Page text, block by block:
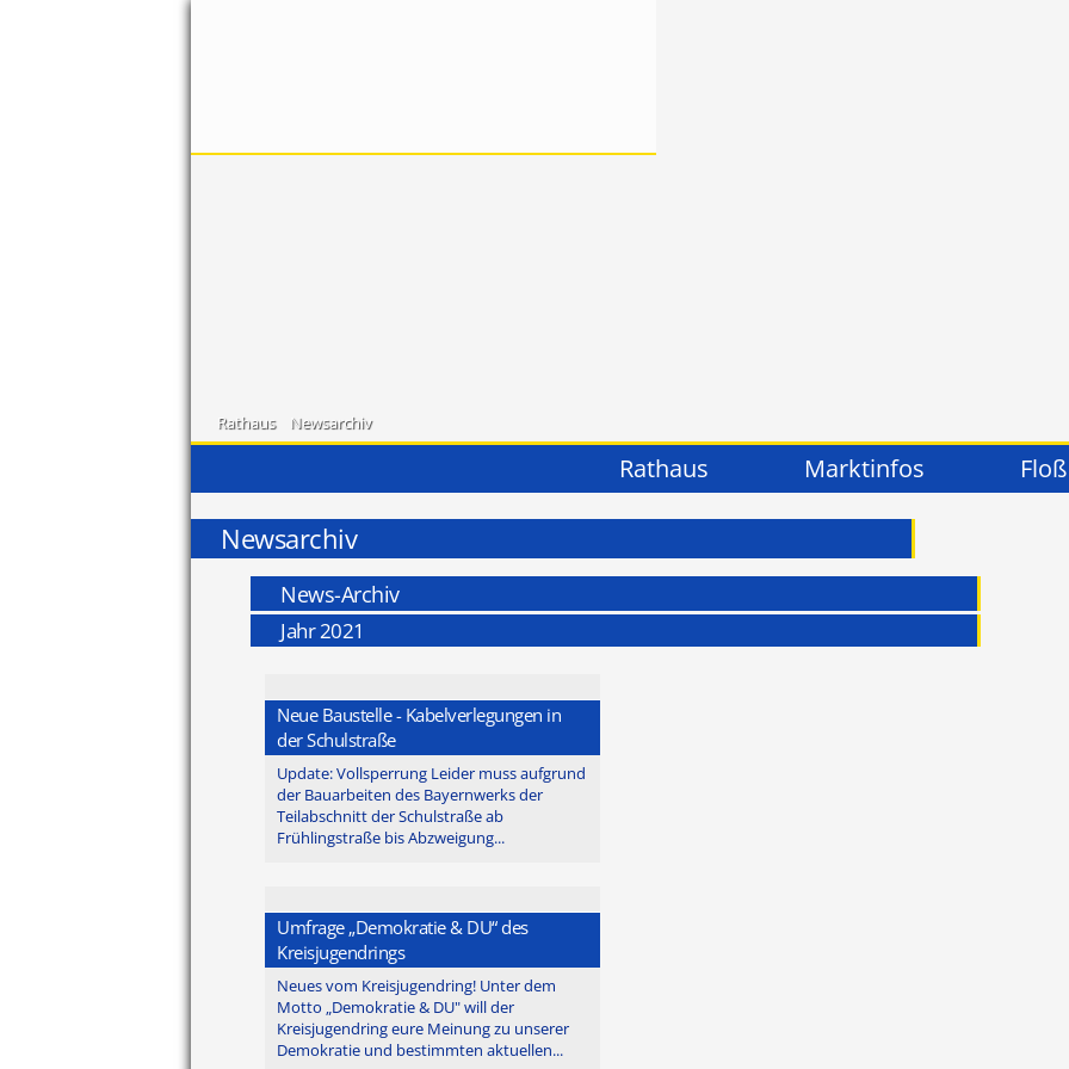
Rathaus Newsarchiv
Rathaus Marktinfos
Newsarchiv
News-Archiv
Jahr 2021
Neue Baustelle - Kabelverlegungen in
der Schulstraße
Update: Vollsperrung Leider muss aufgrund
der Bauarbeiten des Bayernwerks der
Teilabschnitt der Schulstraße ab
Frühlingstraße bis Abzweigung...
Umfrage „Demokratie & DU“ des
Kreisjugendrings
Neues vom Kreisjugendring! Unter dem
Motto „Demokratie & DU" will der
Kreisjugendring eure Meinung zu unserer
Demokratie und bestimmten aktuellen...